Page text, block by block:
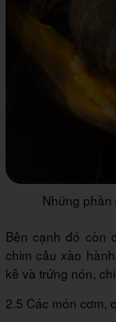
Những
Bên cạnh đó còn
chim câu xào
kê và trứng nón,
2.5 Các món cơm,